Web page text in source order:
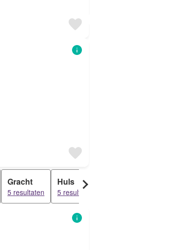
Gracht
5 resultaten
Huls
5 resultaten